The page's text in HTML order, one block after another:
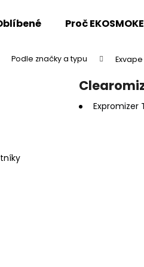
Proč EKOSMOKE
Podle značky a typu Exvape
Expromizer
Co